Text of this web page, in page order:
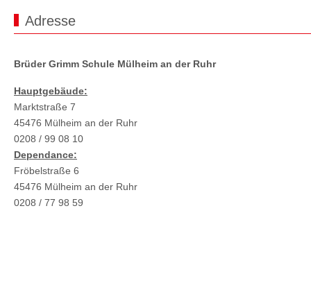
Adresse
Brüder Grimm Schule Mülheim an der Ruhr
Hauptgebäude:
Marktstraße 7
45476 Mülheim an der Ruhr
0208 / 99 08 10
Dependance:
Fröbelstraße 6
45476 Mülheim an der Ruhr
0208 / 77 98 59